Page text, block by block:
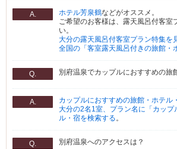
A. ホテル芳泉鶴などがオススメ。
ご希望のお客様は、露天風呂付客室
い。
大分の露天風呂付客室プラン特集を
全国の「客室露天風呂付きの旅館・
Q. 別府温泉でカップルにおすすめの旅
A. カップルにおすすめの旅館・ホテル
大分の2名1室、プラン名に「カップ
ル・宿を検索する。
Q. 別府温泉へのアクセスは？